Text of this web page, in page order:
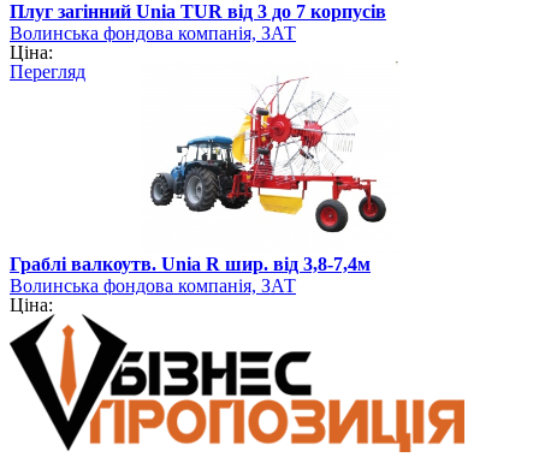
Плуг загінний Unia TUR від 3 до 7 корпусів
Волинська фондова компанія, ЗАТ
Ціна:
Перегляд
Граблі валкоутв. Unia R шир. від 3,8-7,4м
Волинська фондова компанія, ЗАТ
Ціна: